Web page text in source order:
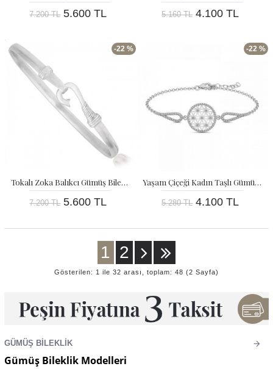
Gümüş Bileklik Modelleri
7.200 TL 5.600 TL 5.160 TL 4.100 TL
-22 %
Tokalı Zoka Balıkcı Gümüş Bileklik
7.200 TL 5.600 TL
-22 %
Yaşam Çiçeği Kadın Taşlı Gümüş Bileklik
5.280 TL 4.100 TL
1 2
Gösterilen: 1 ile 32 arası, toplam: 48 (2 Sayfa)
GÜMÜŞ BILEKLIK